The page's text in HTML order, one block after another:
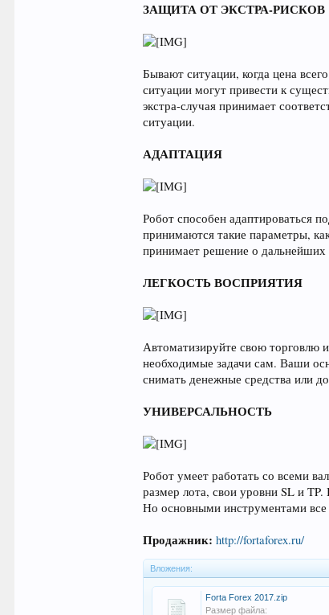
ЗАЩИТА ОТ ЭКСТРА-РИСКОВ
Бывают ситуации, когда цена
ситуации могут привести к
экстра-случая принимает
ситуации.
АДАПТАЦИЯ
Робот способен адаптироваться
принимаются такие параметры,
принимает решение о
ЛЕГКОСТЬ ВОСПРИЯТИЯ
Автоматизируйте свою торговлю
необходимые задачи сам. Ваши
снимать денежные средства или
УНИВЕРСАЛЬНОСТЬ
Робот умеет работать со всеми
размер лота, свои уровни SL и
Но основными инструментами
Продажник: http://fortaforex.ru/
Вложения:
Forta Forex 2017.zip
Размер файла: